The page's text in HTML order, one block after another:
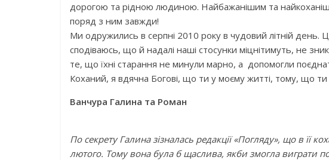
дорогою та рідною людиною. Найбажанішим та
поряд з ним завжди!
Ми одружились в серпні 2010 року в чудовий літній
сподіваюсь, що й надалі наші стосунки міцнітимуть, не
те, що їхні старання не минули марно, а допомогли
Коханий, я вдячна Богові, що ти у моєму житті, тому, що
Ванчура Галина та Роман
По секрету Галина зізналась редакції «Погляду», що в її
лютого. Тому вона була б щаслива, якби змогла виграти